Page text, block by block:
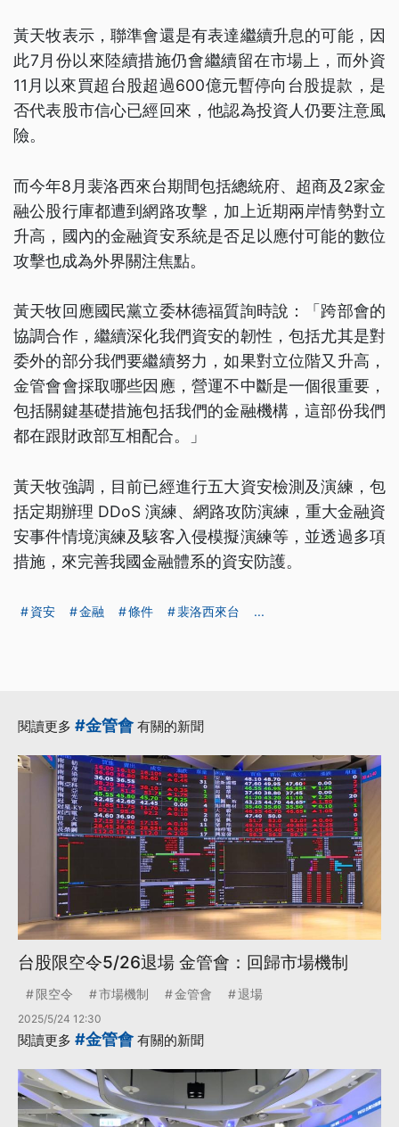
黃天牧表示，聯準會還是有表達繼續升息的可能，因
此7月份以來陸續措施仍會繼續留在市場上，而外資
11月以來買超台股超過600億元暫停向台股提款，是
否代表股市信心已經回來，他認為投資人仍要注意風
險。
而今年8月裴洛西來台期間包括總統府、超商及2家金
融公股行庫都遭到網路攻擊，加上近期兩岸情勢對立
升高，國內的金融資安系統是否足以應付可能的數位
攻擊也成為外界關注焦點。
黃天牧回應國民黨立委林德福質詢時說：「跨部會的
協調合作，繼續深化我們資安的韌性，包括尤其是對
委外的部分我們要繼續努力，如果對立位階又升高，
金管會會採取哪些因應，營運不中斷是一個很重要，
包括關鍵基礎措施包括我們的金融機構，這部份我們
都在跟財政部互相配合。」
黃天牧強調，目前已經進行五大資安檢測及演練，包
括定期辦理 DDoS 演練、網路攻防演練，重大金融資
安事件情境演練及駭客入侵模擬演練等，並透過多項
措施，來完善我國金融體系的資安防護。
資安 金融 條件 裴洛西來台 ...
閱讀更多 #金管會 有關的新聞
台股限空令5/26退場 金管會：回歸市場機制
限空令 市場機制 金管會 退場
2025/5/24 12:30
閱讀更多 #金管會 有關的新聞